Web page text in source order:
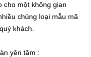
cho một không gian
chủng loại mẫu mã
khách.
yên tâm :